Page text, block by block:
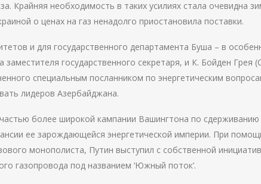
Крайняя необходимость в таких усилиях стала очевидна
о ценах на газ ненадолго приостановила поставки.
и для государственного департамента Буша – в
государственного секретаря, и К. Бойден Грея
специальным посланником по энергетическим
лидеров Азербайджана.
частью более широкой кампании Вашингтона по сдерживанию
ее зарождающейся энергетической империи. При
монополиста, Путин выступил с собственной
газопровода под названием ‘Южный поток’.